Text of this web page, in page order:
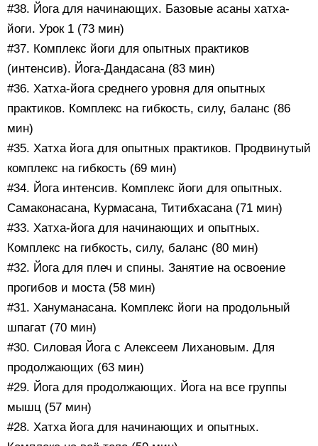
#38. Йога для начинающих. Базовые асаны хатха-
йоги. Урок 1 (73 мин)
#37. Комплекс йоги для опытных практиков
(интенсив). Йога-Дандасана (83 мин)
#36. Хатха-йога среднего уровня для опытных
практиков. Комплекс на гибкость, силу, баланс (86
мин)
#35. Хатха йога для опытных практиков. Продвинутый
комплекс на гибкость (69 мин)
#34. Йога интенсив. Комплекс йоги для опытных.
Самаконасана, Курмасана, Титибхасана (71 мин)
#33. Хатха-йога для начинающих и опытных.
Комплекс на гибкость, силу, баланс (80 мин)
#32. Йога для плеч и спины. Занятие на освоение
прогибов и моста (58 мин)
#31. Хануманасана. Комплекс йоги на продольный
шпагат (70 мин)
#30. Силовая Йога с Алексеем Лихановым. Для
продолжающих (63 мин)
#29. Йога для продолжающих. Йога на все группы
мышц (57 мин)
#28. Хатха йога для начинающих и опытных.